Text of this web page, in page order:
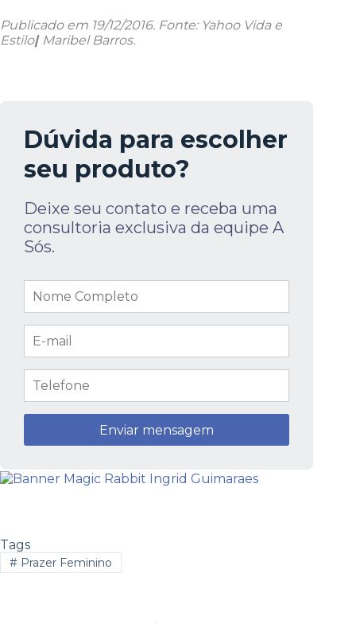
Publicado em 19/12/2016. Fonte: Yahoo Vida e
Estilo| Maribel Barros.
Dúvida para escolher
seu produto?
Deixe seu contato e receba uma
consultoria exclusiva da equipe A
Sós.
Tags
#Prazer Feminino